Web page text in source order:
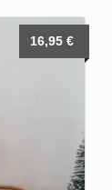
16,95 €